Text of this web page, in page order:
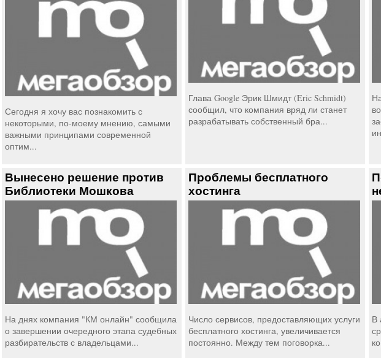
Сегодня я хочу вас познакомить с
некоторыми, по-моему мнению, самыми
важными принципами современной
оптим...
Глава Google Эрик Шмидт (Eric Schmidt)
сообщил, что компания вряд ли станет
разрабатывать собственный бра...
Вынесено решение против
Библиотеки Мошкова
На днях компания "КМ онлайн" сообщила
о завершении очередного этапа судебных
разбирательств с владельцами...
Проблемы бесплатного
хостинга
Число сервисов, предоставляющих услуги
бесплатного хостинга, увеличивается
постоянно. Между тем поговорка...
В